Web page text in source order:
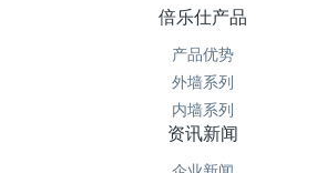
倍乐仕产品
产品优势
外墙系列
内墙系列
资讯新闻